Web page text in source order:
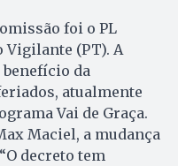
foi o PL
Vigilante (PT). A
da
atualmente
Vai de Graça.
Maciel, a mudança
decreto tem